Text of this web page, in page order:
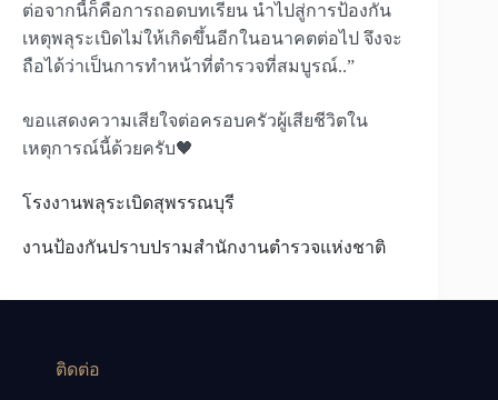
ต่อจากนี้ก็คือการถอดบทเรียน นำไปสู่การป้องกัน
เหตุพลุระเบิดไม่ให้เกิดขึ้นอีกในอนาคตต่อไป จึงจะ
ถือได้ว่าเป็นการทำหน้าที่ตำรวจที่สมบูรณ์..”
ขอแสดงความเสียใจต่อครอบครัวผู้เสียชีวิตใน
เหตุการณ์นี้ด้วยครับ🖤
โรงงานพลุระเบิดสุพรรณบุรี
งานป้องกันปราบปรามสำนักงานตำรวจแห่งชาติ
ติดต่อ